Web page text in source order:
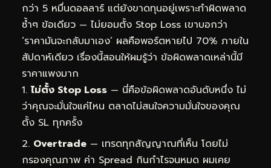
กว่า 5 หมื่นดอลลาร์ แต่ยังขาดทุนอยู่เพราะทำผิดพลาด
ซ้ำๆ ข้อเดียว — ไม่ยอมตั้ง Stop Loss เขาบอกว่า
‘ราคามันจะกลับมาเอง’ ผลคือพอร์ตหายไป 70% ภายใน
สัปดาห์เดียว เรื่องนี้สอนให้ผมรู้ว่า ข้อผิดพลาดเหล่านี้มี
ราคาแพงมาก
ไม่ตั้ง Stop Loss — นี่คือข้อผิดพลาดอันดับหนึ่ง ไม่
ว่าคุณจะมั่นใจแค่ไหน ตลาดไม่สนใจความมั่นใจของคุณ
ตั้ง SL ทุกครั้ง
Overtrade — เทรดทุกสัญญาณที่เห็น โดยไม่
กรองคุณภาพ ค่า Spread กินกำไรจนหมด ผมเคย